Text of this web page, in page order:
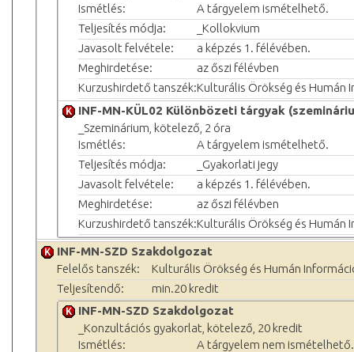
Ismétlés:
A tárgyelem ismételhető.
Teljesítés módja:
_Kollokvium
Javasolt felvétele:
a képzés 1. félévében.
Meghirdetése:
az őszi félévben
Kurzushirdető tanszék:Kulturális Örökség és Humán
INF-MN-KÜL02 Különbözeti tárgyak
_Szeminárium, kötelező, 2 óra
Ismétlés:
A tárgyelem ismételhető.
Teljesítés módja:
_Gyakorlati jegy
Javasolt felvétele:
a képzés 1. félévében.
Meghirdetése:
az őszi félévben
Kurzushirdető tanszék:Kulturális Örökség és Humán
INF-MN-SZD Szakdolgozat
Felelős tanszék:
Kulturális Örökség és Humán
Teljesítendő:
min.20 kredit
INF-MN-SZD Szakdolgozat
_Konzultációs gyakorlat, kötelező, 20 kredit
Ismétlés:
A tárgyelem nem ismételhető.